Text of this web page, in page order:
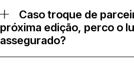
Caso troque de
próxima edição, perco o
assegurado?